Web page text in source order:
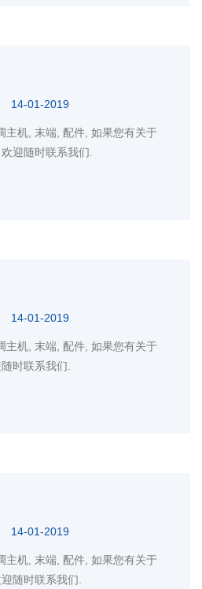
14-01-2019
主机, 末端, 配件, 如果您有关于
迎随时联系我们.
14-01-2019
主机, 末端, 配件, 如果您有关于
时联系我们.
14-01-2019
主机, 末端, 配件, 如果您有关于
随时联系我们.